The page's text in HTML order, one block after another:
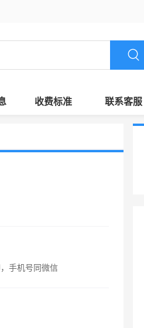
收费标准 联系客服
手机号同微信